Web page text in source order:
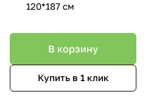
120*187 см
В корзину
Купить в 1 клик